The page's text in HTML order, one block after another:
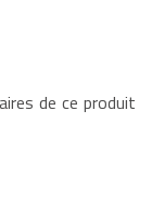
de ce produit